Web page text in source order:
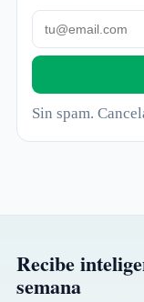
Sin spam.
Recibe
semana